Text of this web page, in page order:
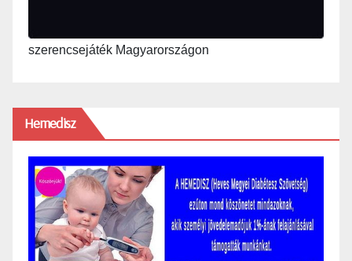
szerencsejáték Magyarországon
Hemedisz